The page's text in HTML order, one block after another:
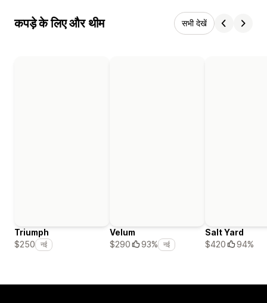
कपड़े के लिए और थीम सभी देखें
Triumph
$250
नई
Velum
$290
93% नई
Salt Yard
$420
94%